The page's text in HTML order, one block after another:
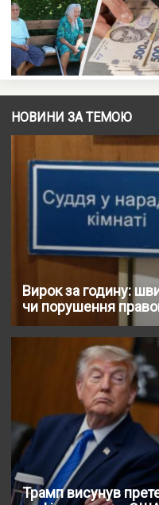
НОВИНИ ЗА ТЕМОЮ
Вирок за годину:
чи порушення
Трамп висунув